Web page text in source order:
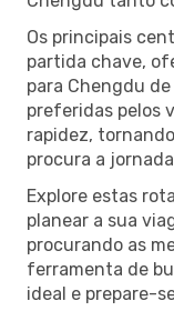
Os principais
partida chave,
para Chengdu
preferidas pelos
rapidez,
procura a
Explore estas
planear a sua
procurando as
ferramenta de
ideal e prepare-